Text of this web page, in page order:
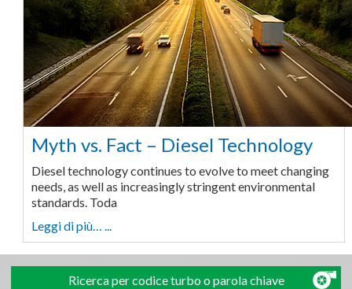
Myth vs. Fact – Diesel Technology
Diesel technology continues to evolve to meet changing
needs, as well as increasingly stringent environmental
standards. Toda
Leggi di più… ...
Ricerca per codice turbo o parola chiave